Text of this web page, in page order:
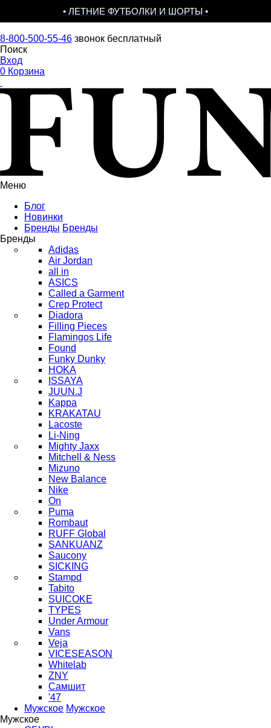
• ЛЕТНИЕ ФУТБОЛКИ И ШОРТЫ •
8-800-500-55-46 звонок бесплатный
Поиск
Вход
0 Корзина
Меню
Блог
Новинки
Бренды Бренды
Бренды
Adidas
Air Jordan
all in
ASICS
Called a Garment
Crep Protect
Diadora
Filling Pieces
Flamingos Life
Found
Funky Dunky
HOKA
ISSAYA
JUUN.J
Kappa
KRAKATAU
Lacoste
Li-Ning
Mighty Jaxx
Mitchell & Ness
Mizuno
New Balance
Nike
On
Puma
Rombaut
RUFF Global
SANKUANZ
Saucony
SICKING
Stampd
Tabito
SUICOKE
TYPES
Under Armour
Vans
Veja
VICESEASON
Whitelab
ZNY
Самшит
'47
Мужское Мужское
Мужское